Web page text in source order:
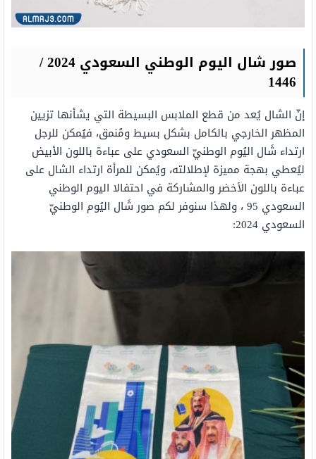
صور شال اليوم الوطني السعودي 2024 /
1446
إنّ الشال يُعد من قطع الملابس البسيطة التي يشأنها تزيين
المظهر الخارجي بالكامل بشكل بسيط ومُنمق، فيُمكن للرجل
ارتداء شَال اليُوم الوطنيّ السعودي على عباءة باللون الأبيض
ليُعطي بهجة مميزة لإطلالته، ويُمكن للمرأة ارتداء الشال على
عباءة باللون الأخضر والمشاركة في احتفالا اليوم الوطني
السعودي 95 ، ولهذا سنوفر لكم صور شَال اليُوم الوطنيّ
السعودي 2024: